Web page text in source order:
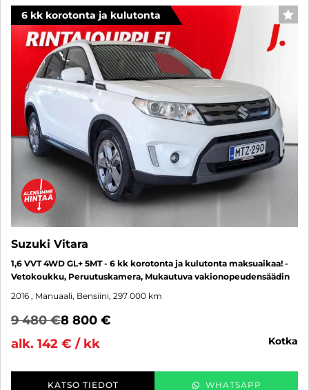
6 kk korotonta ja kulutonta
Suzuki Vitara
1,6 VVT 4WD GL+ 5MT - 6 kk korotonta ja kulutonta maksuaikaa! -
Vetokoukku, Peruutuskamera, Mukautuva vakionopeudensäädin
2016 , Manuaali, Bensiini, 297 000 km
9 480 €8 800 €
alk. 142 € / kk
kotka
KATSO TIEDOT WHATSAPP